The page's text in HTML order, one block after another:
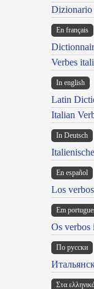
Dizionario
En français
Verbes
In english
Latin
Italian
In Deutsch
En español
Los
Em
Os verbos
По русски
Στα